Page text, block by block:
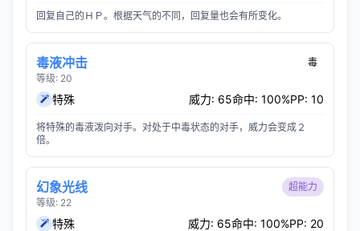
回复自己的ＨＰ。根据天气的不同，回复量也会有所变化。
毒液冲击
等级: 20
毒
特殊 威力: 65命中: 100%PP: 10
将特殊的毒液泼向对手。对处于中毒状态的对手，威力会变成２
倍。
幻象光线
等级: 22
超能力
特殊 威力: 65命中: 100%PP: 20